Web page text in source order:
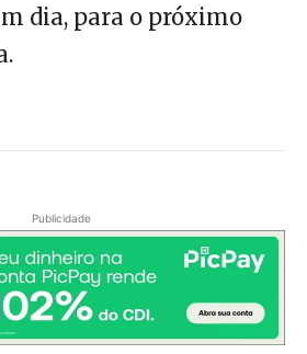
dia, para o próximo
Publicidade